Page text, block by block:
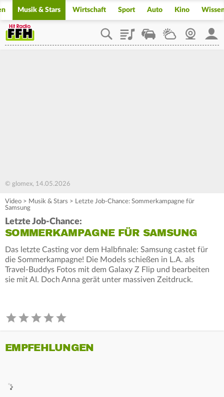
Musik & Stars Wirtschaft Sport Auto Kino
PlaylistStaupilotWetterWebcam
© glomex, 14.05.2026
Video > Musik & Stars > Letzte Job-Chance: Sommerkampagne für
Samsung
Letzte Job-Chance:
SOMMERKAMPAGNE FÜR SAMSUNG
Das letzte Casting vor dem Halbfinale: Samsung castet für
die Sommerkampagne! Die Models schießen in L.A. als
Travel-Buddys Fotos mit dem Galaxy Z Flip und bearbeiten
sie mit AI. Doch Anna gerät unter massiven Zeitdruck.
EMPFEHLUNGEN